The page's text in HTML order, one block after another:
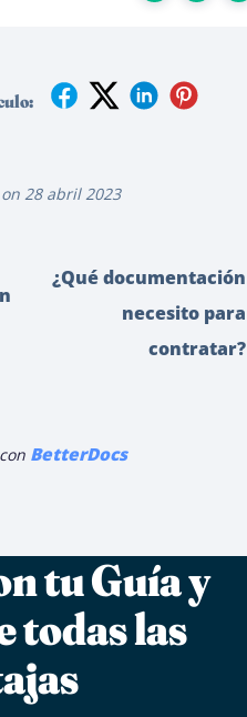
28 abril 2023
¿Qué documentación
necesito para
contratar?
BetterDocs
tu Guía y
todas las